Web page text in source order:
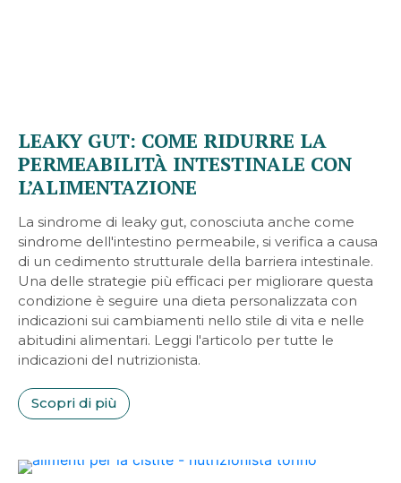
LEAKY GUT: COME RIDURRE LA
PERMEABILITÀ INTESTINALE CON
L’ALIMENTAZIONE
La sindrome di leaky gut, conosciuta anche come
sindrome dell'intestino permeabile, si verifica a causa
di un cedimento strutturale della barriera intestinale.
Una delle strategie più efficaci per migliorare questa
condizione è seguire una dieta personalizzata con
indicazioni sui cambiamenti nello stile di vita e nelle
abitudini alimentari. Leggi l'articolo per tutte le
indicazioni del nutrizionista.
Scopri di più